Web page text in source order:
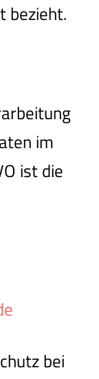
bezieht.
im
ist die
bei